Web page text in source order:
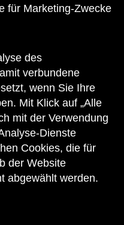
für Marketing-Zwecke
des
verbundene
wenn Sie Ihre
Mit Klick auf „Alle
mit der Verwendung
Dienste
Cookies, die für
der Website
abgewählt werden.
Museums